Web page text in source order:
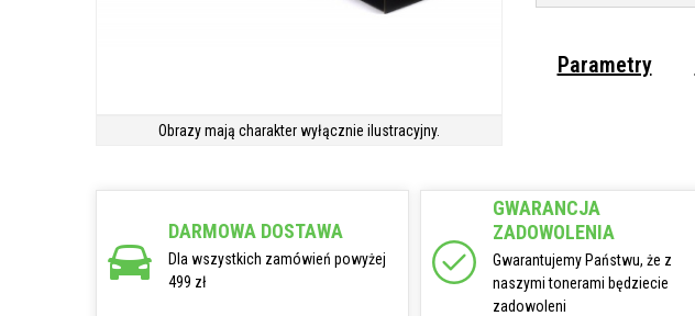
Obrazy mają charakter wyłącznie ilustracyjny.
Parametry
DARMOWA DOSTAWA
Dla wszystkich zamówień powyżej
499 zł
GWARANCJA
ZADOWOLENIA
Gwarantujemy Państwu, że z
naszymi tonerami będziecie
zadowoleni